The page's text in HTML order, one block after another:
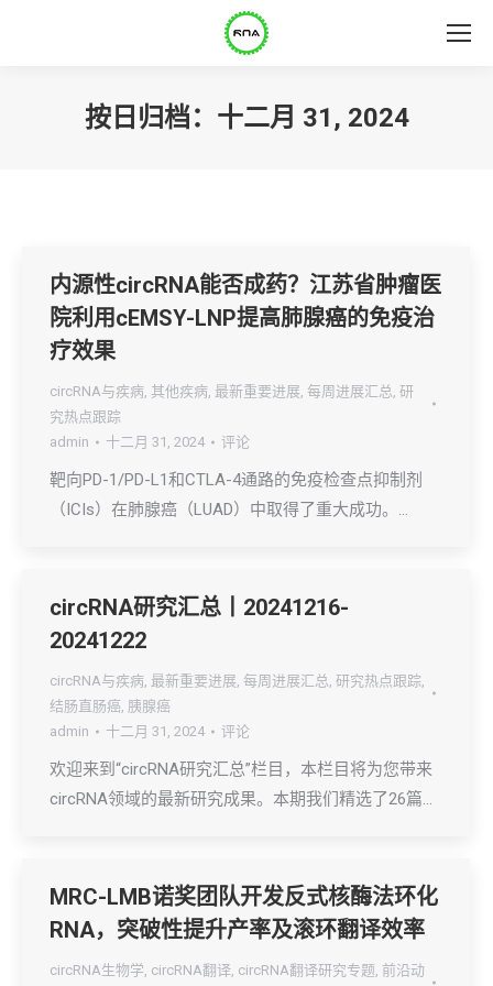
按日归档： 十二月 31, 2024
内源性circRNA能否成药？江苏省肿瘤医
院利用cEMSY-LNP提高肺腺癌的免疫治
疗效果
circRNA与疾病, 其他疾病, 最新重要进展, 每周进展汇总, 研
究热点跟踪
admin
十二月 31, 2024 评论
靶向PD-1/PD-L1和CTLA-4通路的免疫检查点抑制剂
（ICIs）在肺腺癌（LUAD）中取得了重大成功。…
circRNA研究汇总丨20241216-
20241222
circRNA与疾病, 最新重要进展, 每周进展汇总, 研究热点跟踪,
结肠直肠癌, 胰腺癌
admin
十二月 31, 2024 评论
欢迎来到“circRNA研究汇总”栏目，本栏目将为您带来
circRNA领域的最新研究成果。本期我们精选了26篇…
MRC-LMB诺奖团队开发反式核酶法环化
RNA，突破性提升产率及滚环翻译效率
circRNA生物学, circRNA翻译, circRNA翻译研究专题, 前沿动